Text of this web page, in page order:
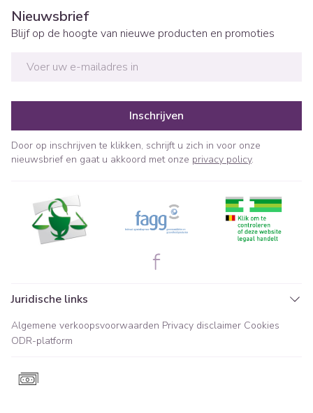
Nieuwsbrief
Blijf op de hoogte van nieuwe producten en promoties
Inschrijven
Door op inschrijven te klikken, schrijft u zich in voor onze
nieuwsbrief en gaat u akkoord met onze privacy policy.
Juridische links
Algemene verkoopsvoorwaarden Privacy disclaimer Cookies
ODR-platform